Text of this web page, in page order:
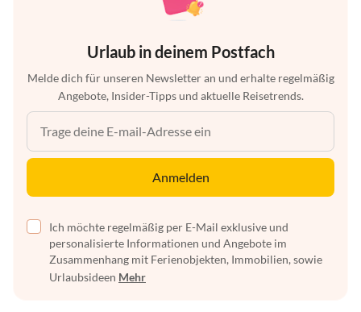
Urlaub in deinem Postfach
Melde dich für unseren Newsletter an und erhalte regelmäßig
Angebote, Insider-Tipps und aktuelle Reisetrends.
Anmelden
Ich möchte regelmäßig per E-Mail exklusive und
personalisierte Informationen und Angebote im
Zusammenhang mit Ferienobjekten, Immobilien, sowie
Urlaubsideen Mehr